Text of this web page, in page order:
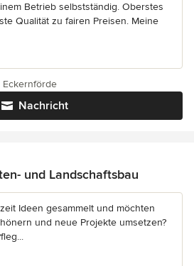
Betrieb selbstständig. Oberstes
Qualität zu fairen Preisen. Meine
Nachricht
Eckernförde
und Landschaftsbau
Ideen gesammelt und möchten
und neue Projekte umsetzen?